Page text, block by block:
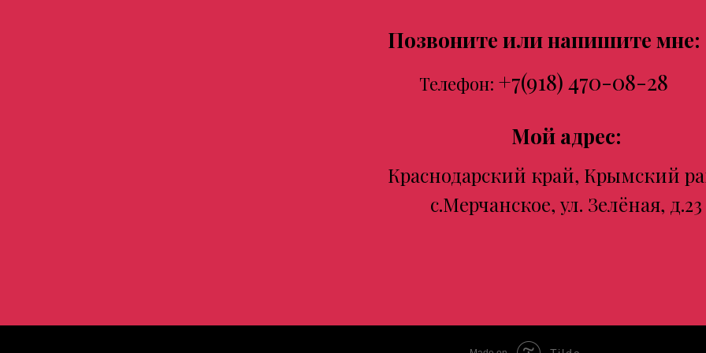
Позвоните или напишите мне:
Телефон: +7(918) 470-08-28
Мой адрес:
Краснодарский край, Крымский
с.Мерчанское, ул. Зелёная, д.23